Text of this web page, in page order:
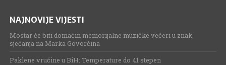
NAJNOVIJE VIJESTI
Mostar će biti domaćin memorijalne muzičke večeri u znak
sjećanja na Marka Govorčina
Paklene vrućine u BiH: Temperature do 41 stepen